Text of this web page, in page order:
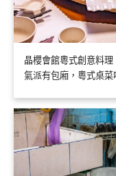
晶櫻會館粵式創意料
氣派有包廂，粵式桌